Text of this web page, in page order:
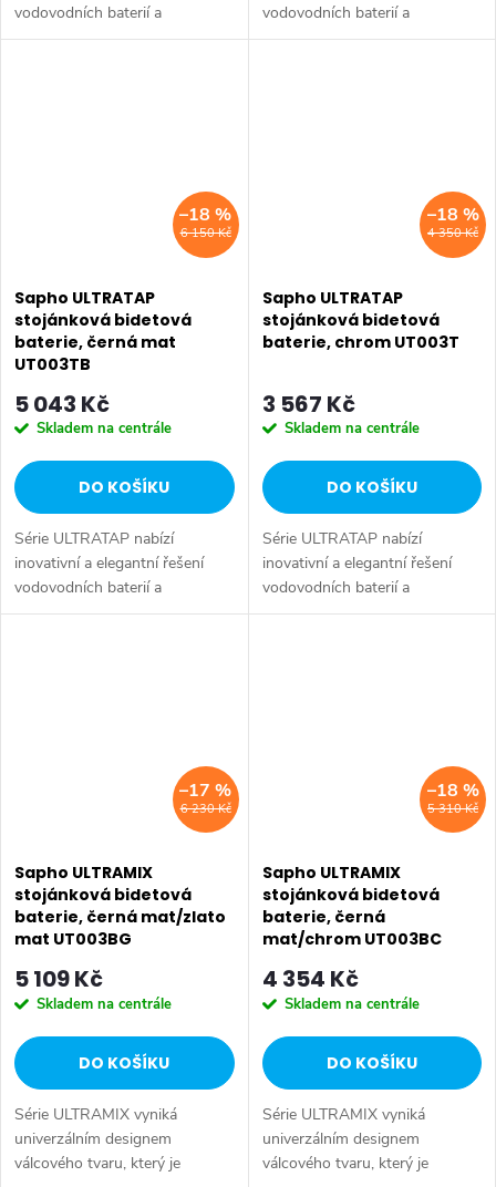
vodovodních baterií a
sprchových systémů, které
vodovodních baterií a
sprchových systémů, které
6 150 Kč
–18 %
Sapho ULTRATAP
stojánková bidetová
baterie, černá mat
UT003TB
5 043 Kč
Skladem na centrále
DO KOŠÍKU
Série ULTRATAP nabízí
inovativní a elegantní řešení
vodovodních baterií a
sprchových systémů, které
4 350 Kč
–18 %
Sapho ULTRATAP
stojánková bidetová
baterie, chrom UT003T
3 567 Kč
Skladem na centrále
DO KOŠÍKU
Série ULTRATAP nabízí
inovativní a elegantní řešení
vodovodních baterií a
sprchových systémů, které
6 230 Kč
–17 %
Sapho ULTRAMIX
stojánková bidetová
baterie, černá mat/zlato
mat UT003BG
5 109 Kč
Skladem na centrále
DO KOŠÍKU
Série ULTRAMIX vyniká
univerzálním designem
válcového tvaru, který je
5 310 Kč
–18 %
Sapho ULTRAMIX
stojánková bidetová
baterie, černá
mat/chrom UT003BC
4 354 Kč
Skladem na centrále
DO KOŠÍKU
Série ULTRAMIX vyniká
univerzálním designem
válcového tvaru, který je